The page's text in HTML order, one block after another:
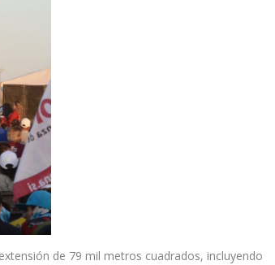
de 79 mil metros cuadrados, incluyendo